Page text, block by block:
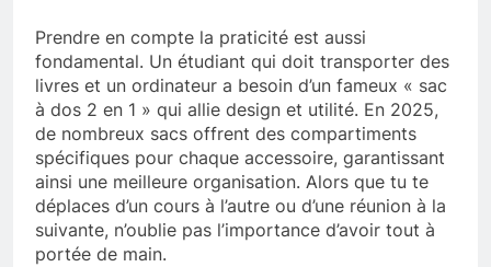
Prendre en compte la praticité est aussi
fondamental. Un étudiant qui doit transporter des
livres et un ordinateur a besoin d’un fameux « sac
à dos 2 en 1 » qui allie design et utilité. En 2025,
de nombreux sacs offrent des compartiments
spécifiques pour chaque accessoire, garantissant
ainsi une meilleure organisation. Alors que tu te
déplaces d’un cours à l’autre ou d’une réunion à la
suivante, n’oublie pas l’importance d’avoir tout à
portée de main.